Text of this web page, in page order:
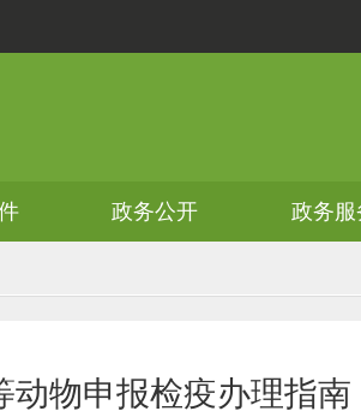
政务公开 政务服
动物申报检疫办理指南